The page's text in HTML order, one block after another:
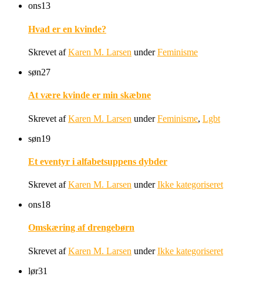
ons13
Hvad er en kvinde?
Skrevet afKaren M. Larsen underFeminisme
søn27
At være kvinde er min skæbne
Skrevet afKaren M. Larsen underFeminisme, Lgbt
søn19
Et eventyr i alfabetsuppens dybder
Skrevet afKaren M. Larsen underIkke kategoriseret
ons18
Omskæring af drengebørn
Skrevet afKaren M. Larsen underIkke kategoriseret
lør31